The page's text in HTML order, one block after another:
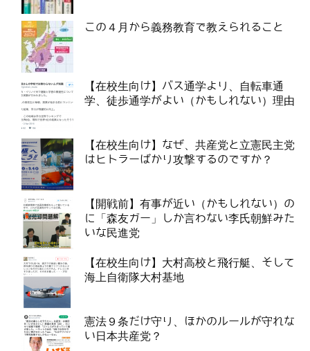
この４月から義務教育で教えられること
【在校生向け】バス通学より、自転車通
学、徒歩通学がよい（かもしれない）理由
【在校生向け】なぜ、共産党と立憲民主党
はヒトラーばかり攻撃するのですか？
【開戦前】有事が近い（かもしれない）の
に「森友ガー」しか言わない李氏朝鮮みた
いな民進党
【在校生向け】大村高校と飛行艇、そして
海上自衛隊大村基地
憲法９条だけ守り、ほかのルールが守れな
い日本共産党？